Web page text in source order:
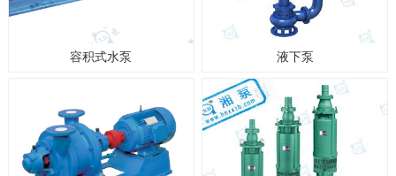
容积式水泵 液下泵